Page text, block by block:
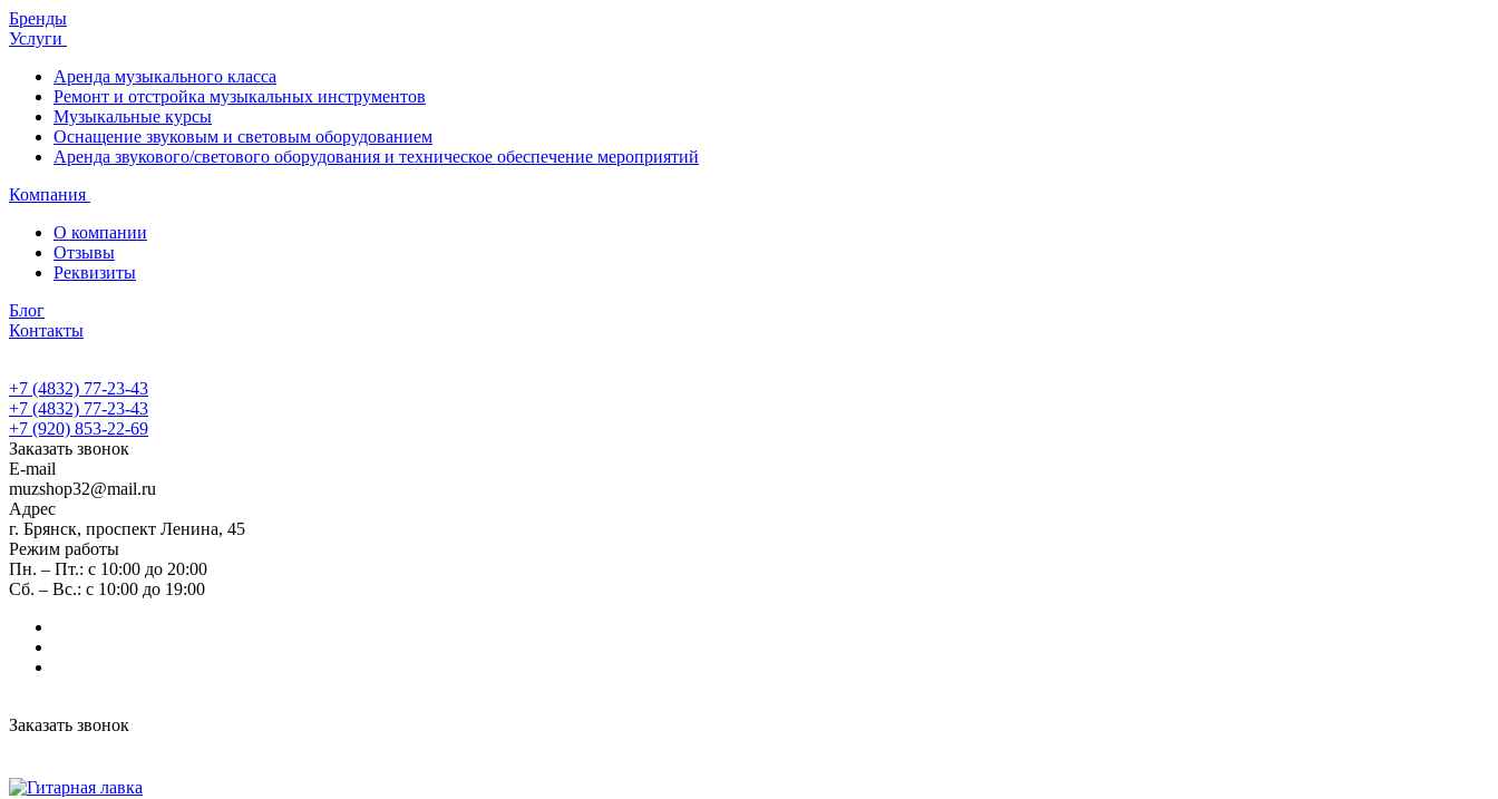
Бренды
Услуги
Аренда музыкального класса
Ремонт и отстройка музыкальных инструментов
Музыкальные курсы
Оснащение звуковым и световым оборудованием
Аренда звукового/светового оборудования и техническое обеспечение мероприятий
Компания
О компании
Отзывы
Реквизиты
Блог
Контакты
+7 (4832) 77-23-43
+7 (4832) 77-23-43
+7 (920) 853-22-69
Заказать звонок
E-mail
muzshop32@mail.ru
Адрес
г. Брянск, проспект Ленина, 45
Режим работы
Пн. – Пт.: с 10:00 до 20:00
Сб. – Вс.: с 10:00 до 19:00
Заказать звонок